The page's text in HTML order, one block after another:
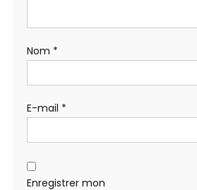
Nom *
E-mail *
Enregistrer mon